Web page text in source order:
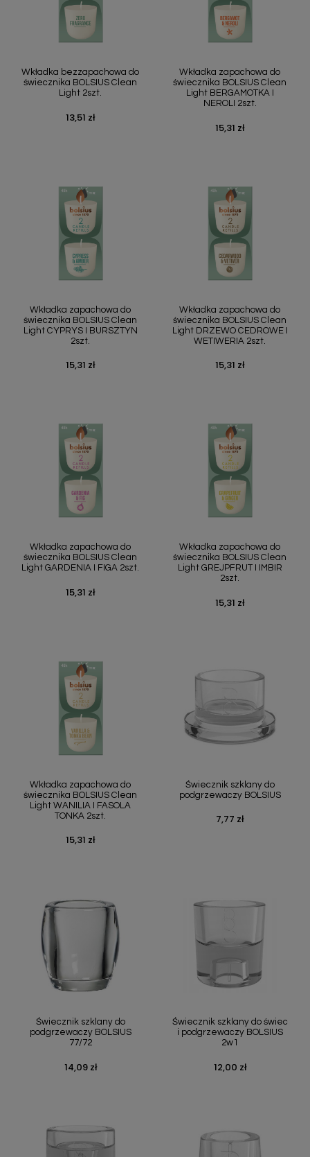
Wkładka bezzapachowa do
świecznika BOLSIUS Clean
Light 2szt.
Cena
13,51 zł
Wkładka zapachowa do
świecznika BOLSIUS Clean
Light BERGAMOTKA I
NEROLI 2szt.
Cena
15,31 zł
Wkładka zapachowa do
świecznika BOLSIUS Clean
Light CYPRYS I BURSZTYN
2szt.
Cena
15,31 zł
Wkładka zapachowa do
świecznika BOLSIUS Clean
Light DRZEWO CEDROWE I
WETIWERIA 2szt.
Cena
15,31 zł
Wkładka zapachowa do
świecznika BOLSIUS Clean
Light GARDENIA I FIGA 2szt.
Cena
15,31 zł
Wkładka zapachowa do
świecznika BOLSIUS Clean
Light GREJPFRUT I IMBIR
2szt.
Cena
15,31 zł
Wkładka zapachowa do
świecznika BOLSIUS Clean
Light WANILIA I FASOLA
TONKA 2szt.
Cena
15,31 zł
Świecznik szklany do
podgrzewaczy BOLSIUS
Cena
7,77 zł
Świecznik szklany do
podgrzewaczy BOLSIUS
77/72
Cena
14,09 zł
Świecznik szklany do świec
i podgrzewaczy BOLSIUS
2w1
Cena
12,00 zł